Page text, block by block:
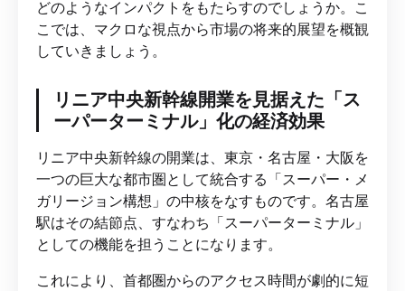
どのようなインパクトをもたらすのでしょうか。こ
こでは、マクロな視点から市場の将来的展望を概観
していきましょう。
リニア中央新幹線開業を見据えた「ス
ーパーターミナル」化の経済効果
リニア中央新幹線の開業は、東京・名古屋・大阪を
一つの巨大な都市圏として統合する「スーパー・メ
ガリージョン構想」の中核をなすものです。名古屋
駅はその結節点、すなわち「スーパーターミナル」
としての機能を担うことになります。
これにより、首都圏からのアクセス時間が劇的に短